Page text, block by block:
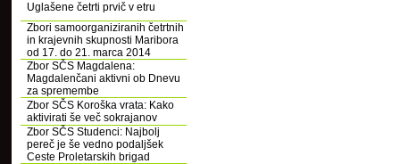
Uglašene četrti prvič v etru
Zbori samoorganiziranih četrtnih
in krajevnih skupnosti Maribora
od 17. do 21. marca 2014
Zbor SČS Magdalena:
Magdalenčani aktivni ob Dnevu
za spremembe
Zbor SČS Koroška vrata: Kako
aktivirati še več sokrajanov
Zbor SČS Studenci: Najbolj
pereč je še vedno podaljšek
Ceste Proletarskih brigad